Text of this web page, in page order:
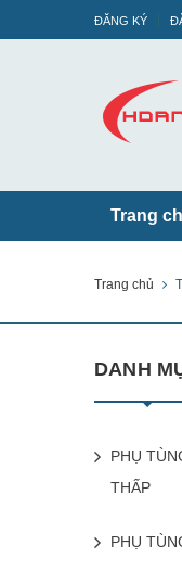
ĐĂNG KÝ
Trang
Trang chủ
DANH
PHỤ
THẤP
PHỤ